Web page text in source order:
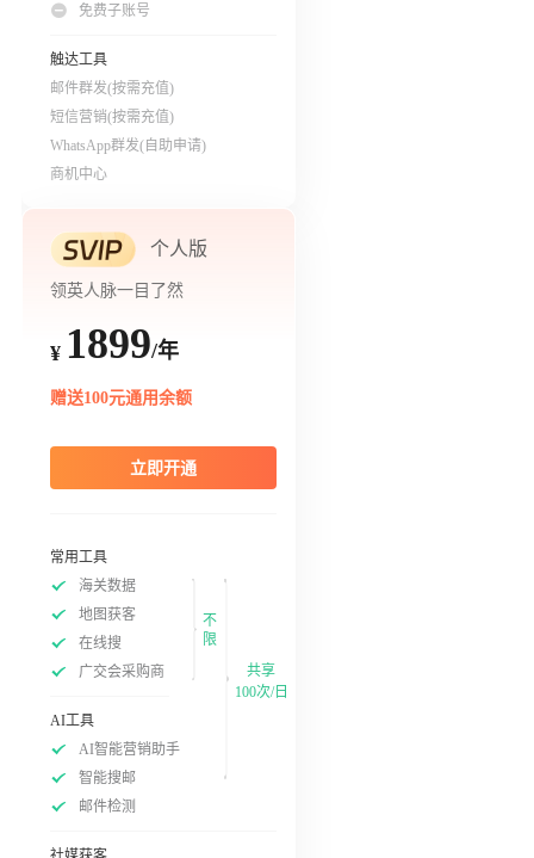
免费子账号
触达工具
邮件群发(按需充值)
短信营销(按需充值)
WhatsApp群发(自助申请)
商机中心
个人版
领英人脉一目了然
¥ 1899/年
赠送100元通用余额
立即开通
常用工具
海关数据
地图获客
在线搜
广交会采购商
不
限
AI工具
AI智能营销助手
智能搜邮
邮件检测
共享
100次/日